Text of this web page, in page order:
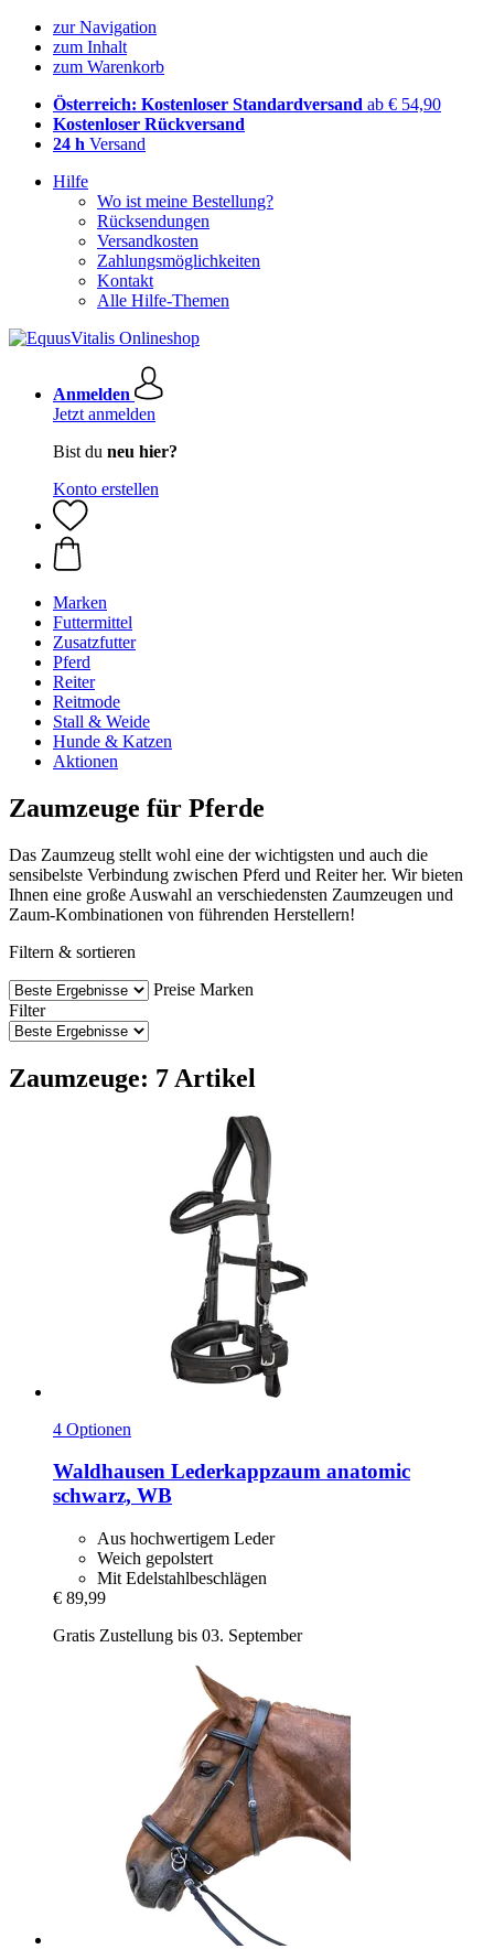
zur Navigation
zum Inhalt
zum Warenkorb
Österreich: Kostenloser Standardversand ab € 54,90
Kostenloser Rückversand
24 h Versand
Hilfe
Wo ist meine Bestellung?
Rücksendungen
Versandkosten
Zahlungsmöglichkeiten
Kontakt
Alle Hilfe-Themen
Anmelden
Jetzt anmelden
Bist du neu hier?
Konto erstellen
Marken
Futtermittel
Zusatzfutter
Pferd
Reiter
Reitmode
Stall & Weide
Hunde & Katzen
Aktionen
Zaumzeuge für Pferde
Das Zaumzeug stellt wohl eine der wichtigsten und auch die
sensibelste Verbindung zwischen Pferd und Reiter her. Wir bieten
Ihnen eine große Auswahl an verschiedensten Zaumzeugen und
Zaum-Kombinationen von führenden Herstellern!
Filtern & sortieren
Preise Marken
Filter
Zaumzeuge: 7 Artikel
4 Optionen
Waldhausen Lederkappzaum anatomic
schwarz, WB
Aus hochwertigem Leder
Weich gepolstert
Mit Edelstahlbeschlägen
€ 89,99
Gratis Zustellung bis 03. September